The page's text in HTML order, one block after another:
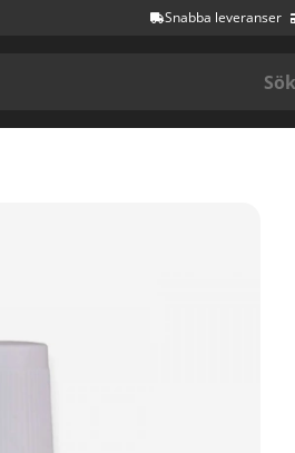
Snabba leveranser